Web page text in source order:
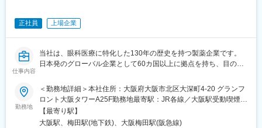
アに支店やサテライトオフィスがあるため、会議等やオフィスワ
■働き方：
・土日祝休み／年間休日128日
・「くるみん」「えるぼし」取得
■各種手当・福利厚生：
・社宅制度あり（適用条件あり・入社から7年間まで適用）
・ビジネス目標の達成と事業価値の創出に向けて、ITおよびデジ
タルソリューションを提案し、その導入・活用を支援する。
・ビジネス部門とIT部門の橋渡し役として、優先順位、期待値、
およびソリューション方針の整合を図る。
■プロジェクト推進
・担当するITプロジェクトおよび施策について、計画策定、実
・プロジェクトにおける課題やリスクを主体的に特定・管理し、
適切な対策を推進することで、円滑なプロジェクト遂行を実現す
る。
・社内外の関係者と連携しながら、プロジェクトの成功に向けて
正社員 上場企業
仕事内容
当社は、眼科医療に特化した130年の歴史を持つ製薬企業です。
日本発のグローバル企業として60カ国以上に拠点を持ち、目の健
供し、世界中の人々の視覚に関わる社会問題に取り組んでいま
す。本ポジションは、本社QA職として活躍頂きます。
■業務内容：
勤務地
＜勤務地詳細＞本社住所：大阪府大阪市北区大深町4-20 グランフ
ロント大阪タワーA25F勤務地最寄駅：JR各線／大阪駅受動喫煙対
策：屋内全面禁煙変更の範囲：会社の定める事業所（リモートワ
ーク含む）
【最寄り駅】
大阪駅、梅田駅(地下鉄)、大阪梅田駅(阪急線)